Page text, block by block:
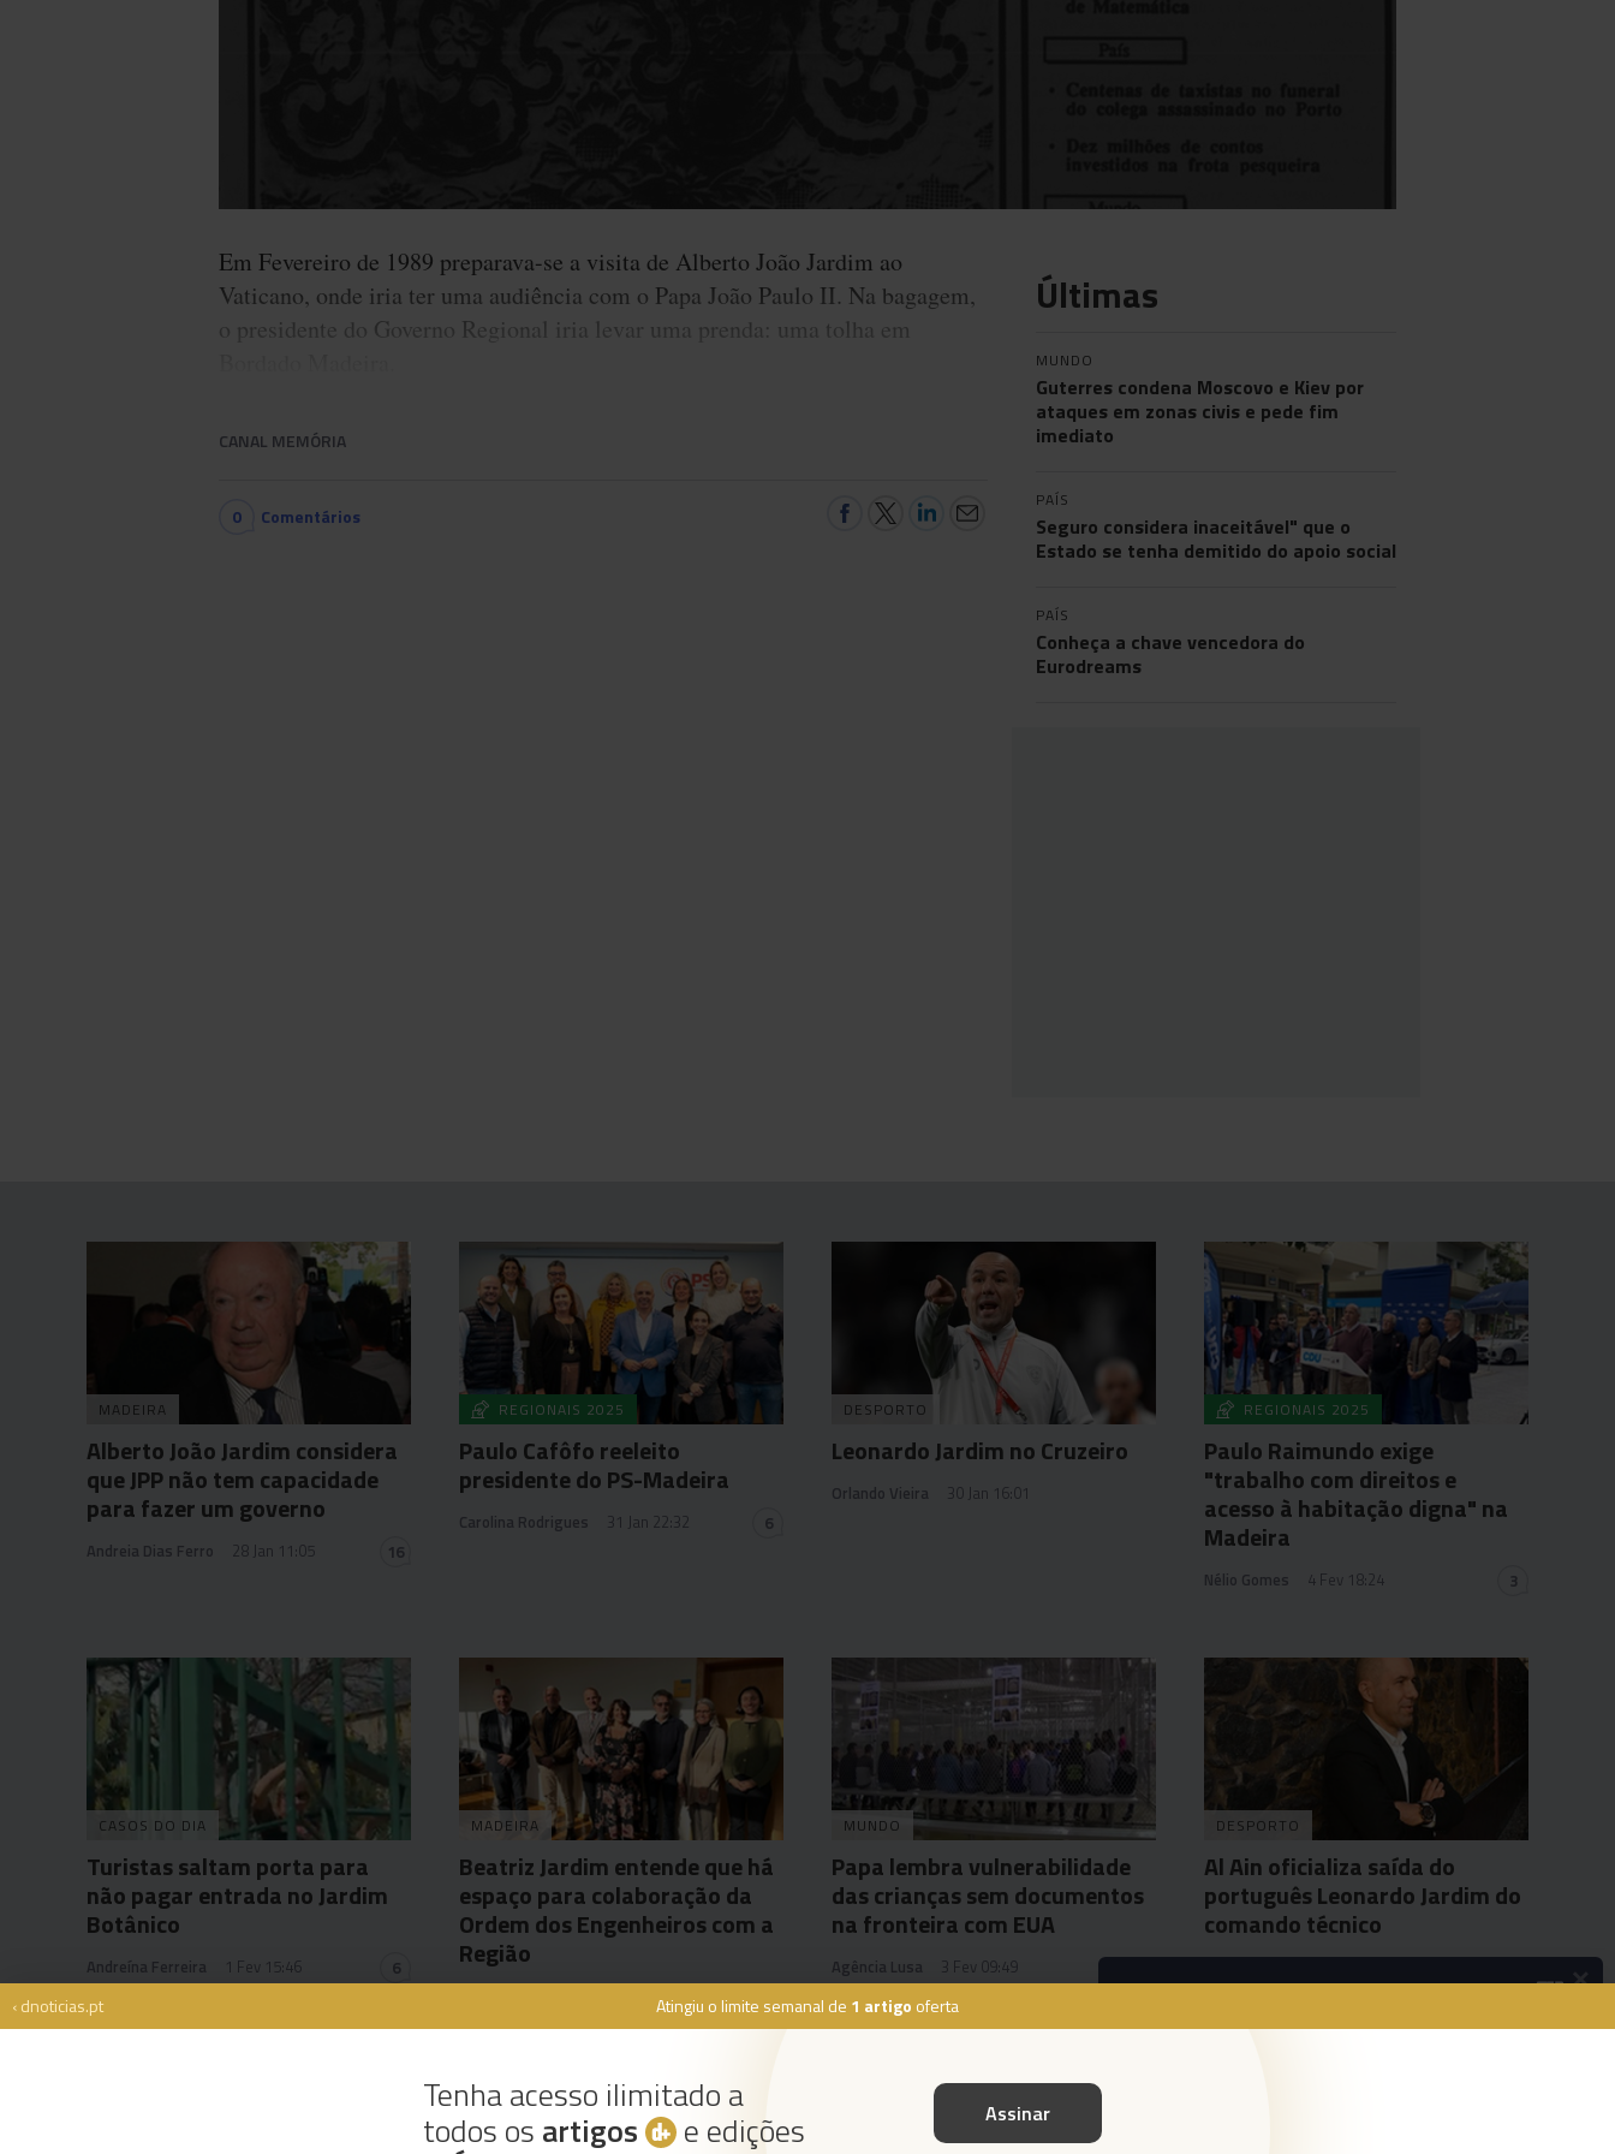
Em Fevereiro de 1989 preparava-se a visita de Alberto João Jardim ao
Vaticano, onde iria ter uma audiência com o Papa João Paulo II. Na bagagem,
o presidente do Governo Regional iria levar uma prenda: uma tolha em
Atingiu o limite semanal de 1 artigo oferta
Tenha acesso ilimitado a
todos os artigos e edições Assinar
‹ dnoticias.pt
CANAL MEMÓRIA
0 Comentários
Últimas
MUNDO
Guterres condena Moscovo e Kiev por
ataques em zonas civis e pede fim
imediato
PAÍS
Seguro considera inaceitável" que o
Estado se tenha demitido do apoio social
PAÍS
Conheça a chave vencedora do
Eurodreams
MADEIRA
Alberto João Jardim considera
que JPP não tem capacidade
para fazer um governo
Andreia Dias Ferro 28 Jan 11:05 16
REGIONAIS 2025
Paulo Cafôfo reeleito
presidente do PS-Madeira
Carolina Rodrigues 31 Jan 22:32 6
DESPORTO
Leonardo Jardim no Cruzeiro
Orlando Vieira 30 Jan 16:01
REGIONAIS 2025
Paulo Raimundo exige
"trabalho com direitos e
acesso à habitação digna" na
Madeira
Nélio Gomes 4 Fev 18:24 3
CASOS DO DIA
Turistas saltam porta para
não pagar entrada no Jardim
Botânico
Andreína Ferreira 1 Fev 15:46 6
MADEIRA
Beatriz Jardim entende que há
espaço para colaboração da
Ordem dos Engenheiros com a
Região
MUNDO
Papa lembra vulnerabilidade
das crianças sem documentos
na fronteira com EUA
Agência Lusa 3 Fev 09:49
DESPORTO
Al Ain oficializa saída do
português Leonardo Jardim do
comando técnico
Rua Dr. Fernão de Ornelas, 56 - 3º
Instale a nossa App
×